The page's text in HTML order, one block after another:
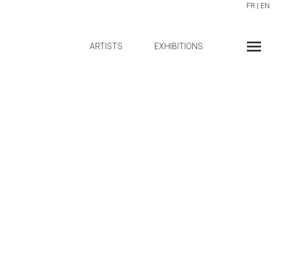
FR | EN
ARTISTS EXHIBITIONS